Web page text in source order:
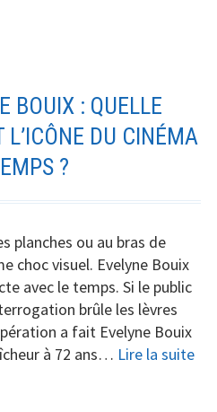
esthétiques
en
Tunisie
en
BOUIX : QUELLE
L’ICÔNE DU CINÉMA
?
planches ou au bras de
choc visuel. Evelyne Bouix
avec le temps. Si le public
brûle les lèvres
a fait Evelyne Bouix
à 72 ans… Lire la suite